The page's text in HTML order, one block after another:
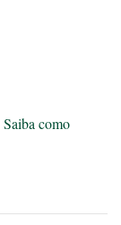
Saiba como